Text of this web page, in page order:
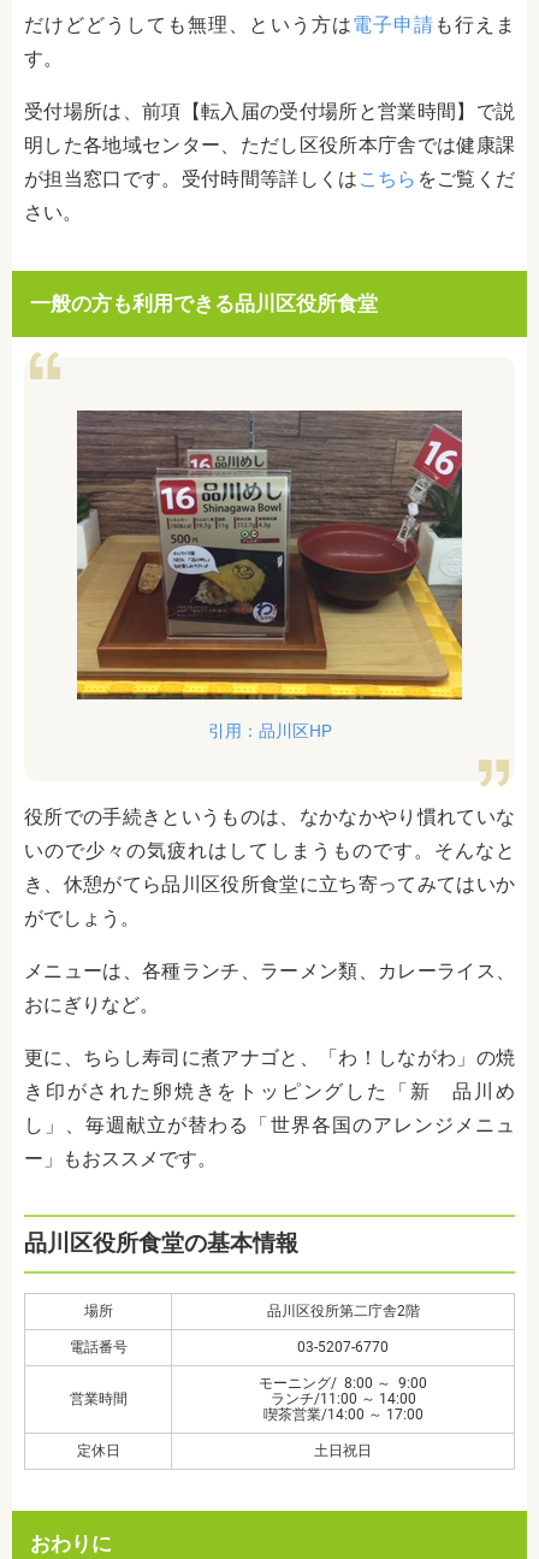
だけどどうしても無理、という方は電子申請 も行えま
す。
受付場所は、前項【転入届の受付場所と営業時間】で説
明した各地域センター、ただし区役所本庁舎では健康課
が担当窓口です。受付時間等詳しくは こちら をご覧くだ
さい。
一般の方も利用できる品川区役所食堂
引用：品川区HP
役所での手続きというものは、なかなかやり慣れていな
いので少々の気疲れはしてしまうものです。そんなと
き、休憩がてら品川区役所食堂に立ち寄ってみてはいか
がでしょう。
メニューは、各種ランチ、ラーメン類、カレーライス、
おにぎりなど。
更に、ちらし寿司に煮アナゴと、「わ！しながわ」の焼
き印がされた卵焼きをトッピングした「新 品川め
し」、毎週献立が替わる「世界各国のアレンジメニュ
ー」もおススメです。
品川区役所食堂の基本情報
場所 品川区役所第二庁舎2階
電話番号 03-5207-6770
営業時間
モーニング/ 8:00 ～ 9:00
ランチ/11:00 ～ 14:00
喫茶営業/14:00 ～ 17:00
定休日 土日祝日
おわりに